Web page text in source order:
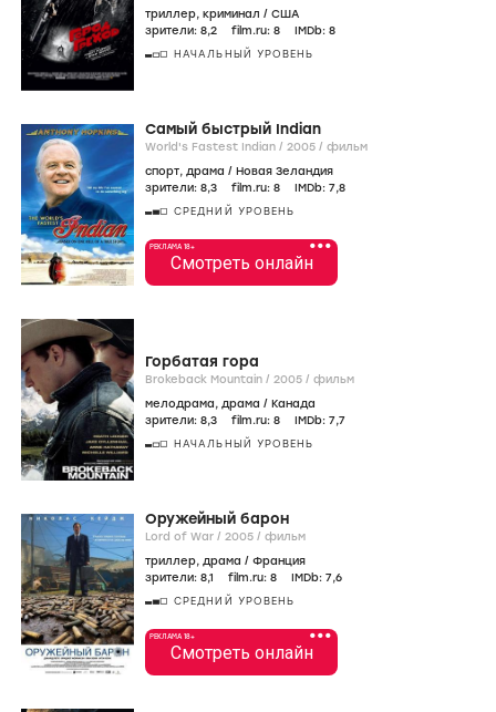
триллер, криминал / США
зрители: 8,2 film.ru: 8 IMDb: 8
НАЧАЛЬНЫЙ УРОВЕНЬ
Самый быстрый Indian
World's Fastest Indian / 2005 / фильм
спорт, драма / Новая Зеландия
зрители: 8,3 film.ru: 8 IMDb: 7,8
СРЕДНИЙ УРОВЕНЬ
•••
РЕКЛАМА 18+
Смотреть онлайн
Горбатая гора
Brokeback Mountain / 2005 / фильм
мелодрама, драма / Канада
зрители: 8,3 film.ru: 8 IMDb: 7,7
НАЧАЛЬНЫЙ УРОВЕНЬ
Оружейный барон
Lord of War / 2005 / фильм
триллер, драма / Франция
зрители: 8,1 film.ru: 8 IMDb: 7,6
СРЕДНИЙ УРОВЕНЬ
•••
РЕКЛАМА 18+
Смотреть онлайн